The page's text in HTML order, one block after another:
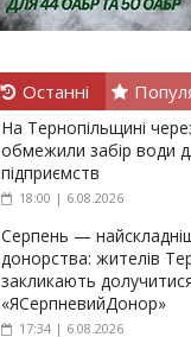
Останні
На Тернопільщині
обмежили забір води
підприємств
18:00 | 6.08.2026
Серпень —
донорства: жителів
закликають
«ЯСерпневийДонор»
17:34 | 6.08.2026